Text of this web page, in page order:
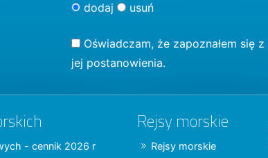
dodaj usuń
Oświadczam, że zapoznałem się z
jej postanowienia.
- cennik 2026 r
Rejsy morskie
Rejsy morskie